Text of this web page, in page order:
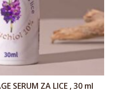
SERUM ZA LICE , 30 ml